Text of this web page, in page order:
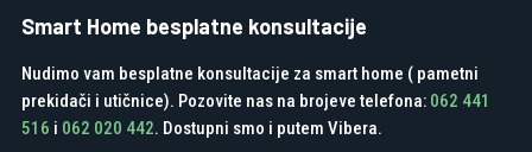
Smart Home besplatne konsultacije
Nudimo vam besplatne konsultacije za smart home ( pametni
prekidači i utičnice). Pozovite nas na brojeve telefona: 062 441
516 i 062 020 442. Dostupni smo i putem Vibera.